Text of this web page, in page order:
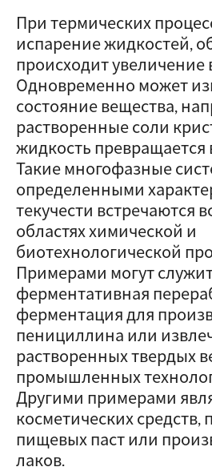
При термических
испарение жидкостей,
происходит увеличение
Одновременно может
состояние вещества,
растворенные соли
жидкость превращается
Такие многофазные
определенными
текучести встречаются
областях химической и
биотехнологической
Примерами могут
ферментативная
ферментация для
пенициллина или
растворенных твердых
промышленных
Другими примерами
косметических средств,
пищевых паст или
лаков.